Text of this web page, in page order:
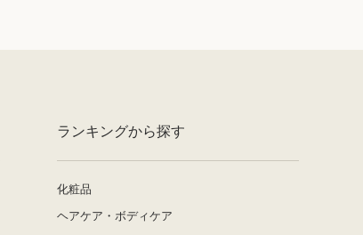
ランキングから探す
化粧品
ヘアケア・ボディケア